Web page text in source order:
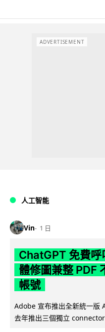
ADVERTISEMENT
人工智能
Vin 1 日
ChatGPT 免費
體修圖兼整 PDF
帳號
Adobe 宣布推出全新統一版
去年推出三個獨立